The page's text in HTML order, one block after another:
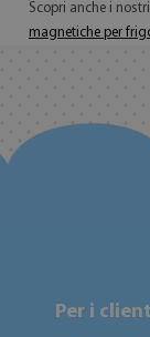
Scopri anche i nostri
magnetiche per
Per i